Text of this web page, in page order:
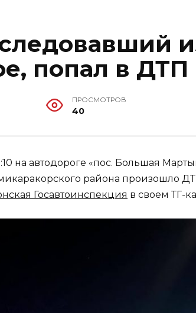
попал в ДТП
ПРОСМОТРОВ
40
на автодороге «пос. Большая
района произошло
Госавтоинспекция в своем ТГ-